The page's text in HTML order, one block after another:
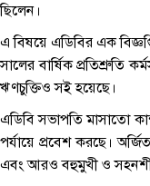
ছিলেন।
এ বিষয়ে এডিবির এক
সালের বার্ষিক প্রতিশ্রুতি
ঋণচুক্তিও সই হয়েছে।
এডিবি সভাপতি মাসাতো
পর্যায়ে প্রবেশ করছে।
এবং আরও বহুমুখী ও